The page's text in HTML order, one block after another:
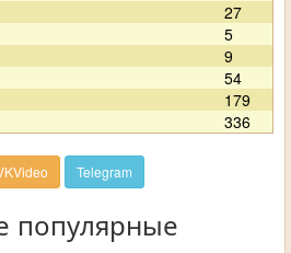
27
5
9
54
179
336
Telegram
популярные